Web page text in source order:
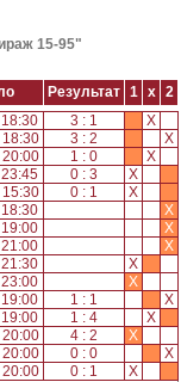
15-95"
Результат 1 x
2
3 : 1
X
3 : 2
X
1 : 0
X
0 : 3
X
0 : 1
X
X
X
X
X
X
1 : 1
X
1 : 4
X
4 : 2
X
0 : 0
X
0 : 1
X